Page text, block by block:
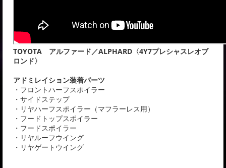
TOYOTA アルファード／ALPHARD〈4Y7プレシャスレオブ
ロンド〉
アドミレイション装着パーツ
・フロントハーフスポイラー
・サイドステップ
・リヤハーフスポイラー（マフラーレス用）
・フードトップスポイラー
・フードスポイラー
・リヤルーフウイング
・リヤゲートウイング